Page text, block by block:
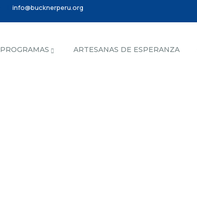
info@bucknerperu.org
PROGRAMAS ARTESANAS DE ESPERANZA